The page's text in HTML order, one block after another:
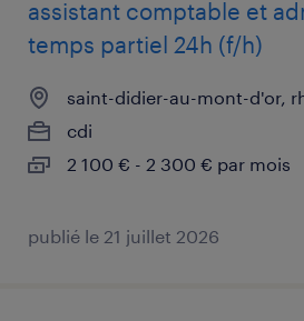
assistant comptable et
temps partiel 24h (f/h)
saint-didier-au-mont-d'or,
cdi
2 100 € - 2 300 € par mois
publié le 21 juillet 2026